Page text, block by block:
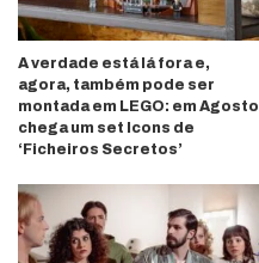
A verdade está lá fora e,
agora, também pode ser
montada em LEGO: em Agosto
chega um set Icons de
‘Ficheiros Secretos’